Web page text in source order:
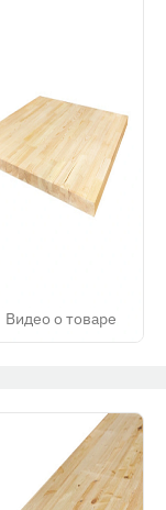
Видео о товаре